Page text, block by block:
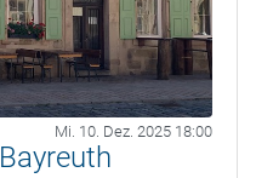
Mi. 10. Dez. 2025 18:00